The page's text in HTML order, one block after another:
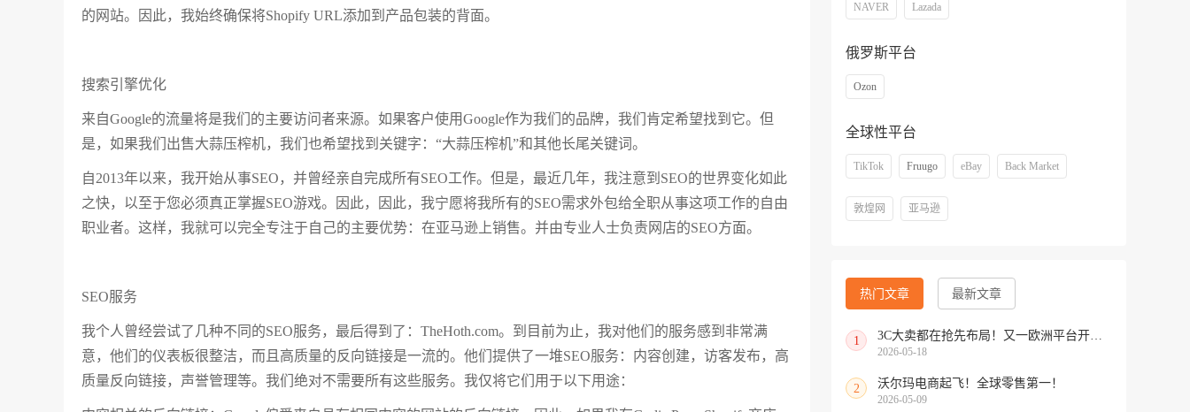
的网站。因此，我始终确保将Shopify URL添加到产品包装的背面。
搜索引擎优化
来自Google的流量将是我们的主要访问者来源。如果客户使用Google作为我们的品牌，我们肯定希望找到它。但
是，如果我们出售大蒜压榨机，我们也希望找到关键字：“大蒜压榨机”和其他长尾关键词。
自2013年以来，我开始从事SEO，并曾经亲自完成所有SEO工作。但是，最近几年，我注意到SEO的世界变化如此
之快，以至于您必须真正掌握SEO游戏。因此，因此，我宁愿将我所有的SEO需求外包给全职从事这项工作的自由
职业者。这样，我就可以完全专注于自己的主要优势：在亚马逊上销售。并由专业人士负责网店的SEO方面。
SEO服务
我个人曾经尝试了几种不同的SEO服务，最后得到了：TheHoth.com。到目前为止，我对他们的服务感到非常满
意，他们的仪表板很整洁，而且高质量的反向链接是一流的。他们提供了一堆SEO服务：内容创建，访客发布，高
质量反向链接，声誉管理等。我们绝对不需要所有这些服务。我仅将它们用于以下用途：
NAVER Lazada
俄罗斯平台
Ozon
全球性平台
TikTok Fruugo eBay Back Market
敦煌网 亚马逊
热门文章 最新文章
1 3C大卖都在抢先布局！又一欧洲平台开放中国招商
2026-05-18
2 沃尔玛电商起飞！全球零售第一！
2026-05-09